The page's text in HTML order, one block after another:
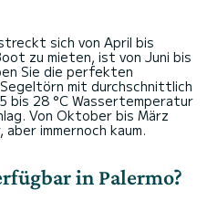
sich von April bis
zu mieten, ist von Juni bis
Sie die perfekten
mit durchschnittlich
bis 28 °C Wassertemperatur
Von Oktober bis März
immernoch kaum.
in Palermo?